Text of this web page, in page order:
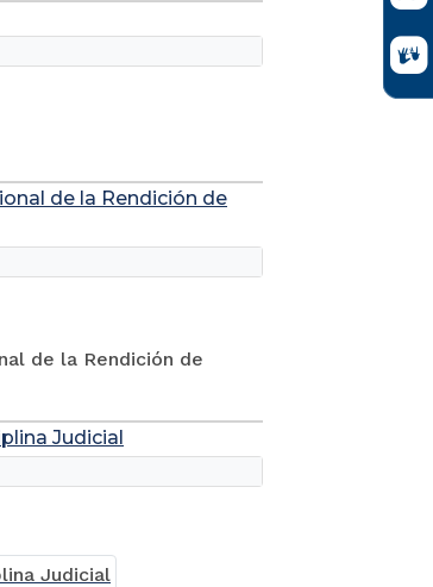
de la Rendición de
de la Rendición de
Judicial